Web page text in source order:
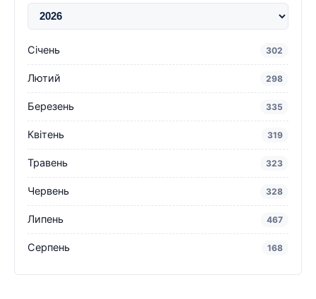
Січень 302
Лютий 298
Березень 335
Квітень 319
Травень 323
Червень 328
Липень 467
Серпень 168